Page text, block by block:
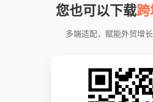
您也可以下载
多端适配，赋能外贸增